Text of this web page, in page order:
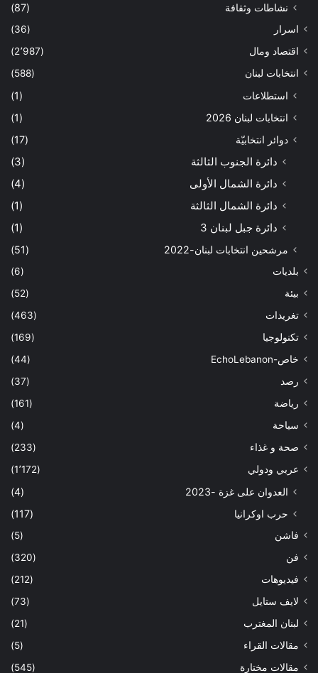
نشاطات وثقافة
(87)
اسرار
(36)
اقتصاد ومال
(2٬987)
انتخابات لبنان
(588)
استطلاعات
(1)
انتخابات لبنان 2026
(1)
دوائر انتخابيّة
(17)
دائرة الجنوب الثالثة
(3)
دائرة الشمال الأولى
(4)
دائرة الشمال الثالثة
(1)
دائرة جبل لبنان 3
(1)
مرشحين انتخابات لبنان-2022 (51)
بلديات
(6)
بيئة
(52)
تغريدات
(463)
تكنولوجيا
(169)
خاص-EchoLebanon
(44)
رصد
(37)
رياضة
(161)
سياحة
(4)
صحة و غذاء
(233)
عربي ودولي
(1٬172)
العدوان على غزة -2023
(4)
حرب اوكرانيا
(117)
فاشن
(5)
فن
(320)
فيديوهات
(212)
لايف ستايل
(73)
لبنان المغترب
(21)
مقالات القراء
(5)
مقالات مختارة
(545)